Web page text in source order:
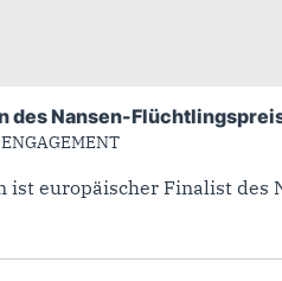
Nansen-
europäischer Finalist des